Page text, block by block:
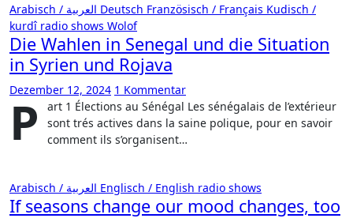
Deutsch Französisch / Français Kudisch /
kurdî radio shows Wolof
Die Wahlen in Senegal und die Situation
in Syrien und Rojava
Dezember 12, 2024 1 Kommentar
P
art 1 Élections au Sénégal Les sénégalais de l’extérieur
sont trés actives dans la saine polique, pour en savoir
comment ils s’organisent…
Englisch / English radio shows
If seasons change our mood changes, too